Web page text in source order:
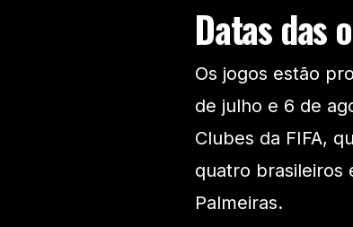
Datas das
Os jogos estão
de julho e 6 de
Clubes da FIFA,
quatro brasileiros
Palmeiras.